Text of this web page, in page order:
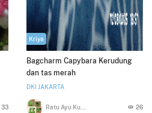
33
Kriya
Bagcharm Capybara Kerudung
dan tas merah
DKI JAKARTA
26